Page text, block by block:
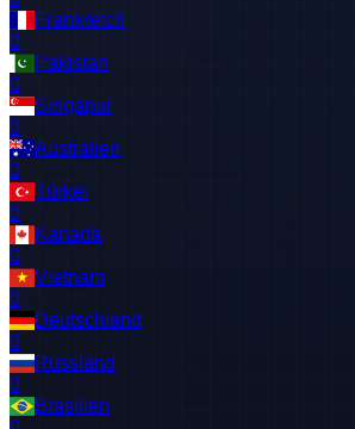
Frankreich
0
Pakistan
0
Singapur
0
Australien
0
Türkei
0
Kanada
0
Vietnam
0
Deutschland
0
Russland
0
Brasilien